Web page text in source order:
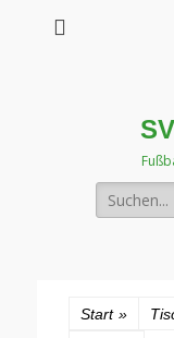
Suchen
nach:
Start »